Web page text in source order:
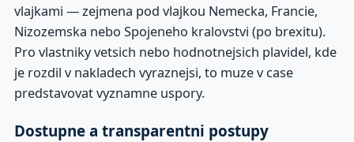
vlajkami — zejmena pod vlajkou Nemecka, Francie,
Nizozemska nebo Spojeneho kralovstvi (po brexitu).
Pro vlastniky vetsich nebo hodnotnejsich plavidel, kde
je rozdil v nakladech vyraznejsi, to muze v case
predstavovat vyznamne uspory.
Dostupne a transparentni postupy